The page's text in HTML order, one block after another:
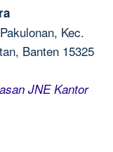
Kec.
Banten 15325
JNE Kantor